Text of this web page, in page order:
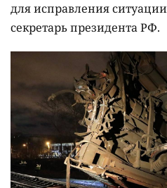
для исправления
секретарь президента РФ.